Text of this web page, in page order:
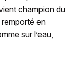
champion du
en
sur l’eau,